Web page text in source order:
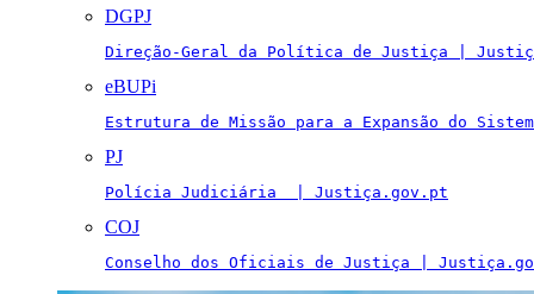
DGPJ
Direção-Geral da Política de Justiça |
eBUPi
Estrutura de Missão para a Expansão do
PJ
Polícia Judiciária  | Justiça.gov.pt
COJ
Conselho dos Oficiais de Justiça |